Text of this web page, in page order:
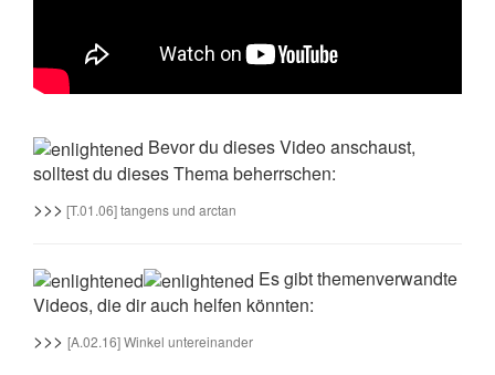
Bevor du dieses Video anschaust,
solltest du dieses Thema beherrschen:
>>> [T.01.06] tangens und arctan
Es gibt themenverwandte
Videos, die dir auch helfen könnten:
>>> [A.02.16] Winkel untereinander